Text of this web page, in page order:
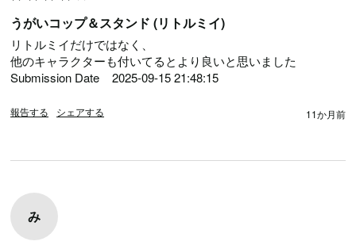
うがいコップ＆スタンド (リトルミイ)
リトルミイだけではなく、
他のキャラクターも付いてるとより良いと思いました
Submission Date	2025-09-15 21:48:15
報告する シェアする 11か月前
み